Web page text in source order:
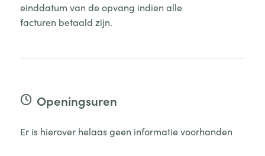
einddatum van de opvang indien alle
facturen betaald zijn.
Openingsuren
Er is hierover helaas geen informatie voorhanden